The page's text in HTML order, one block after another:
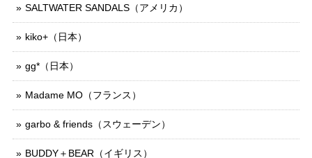
SALTWATER SANDALS（アメリカ）
kiko+（日本）
gg*（日本）
Madame MO（フランス）
garbo & friends（スウェーデン）
BUDDY＋BEAR（イギリス）